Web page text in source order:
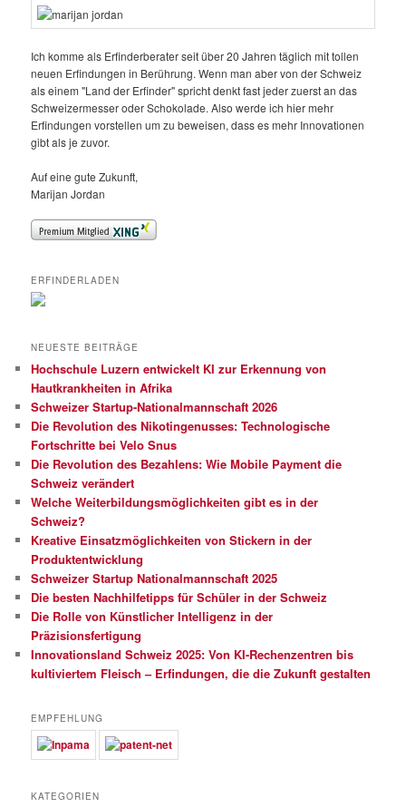
Ich komme als Erfinderberater seit über 20 Jahren täglich mit tollen
neuen Erfindungen in Berührung. Wenn man aber von der Schweiz
als einem "Land der Erfinder" spricht denkt fast jeder zuerst an das
Schweizermesser oder Schokolade. Also werde ich hier mehr
Erfindungen vorstellen um zu beweisen, dass es mehr Innovationen
gibt als je zuvor.
Auf eine gute Zukunft,
Marijan Jordan
ERFINDERLADEN
NEUESTE BEITRÄGE
Hochschule Luzern entwickelt KI zur Erkennung von
Hautkrankheiten in Afrika
Schweizer Startup-Nationalmannschaft 2026
Die Revolution des Nikotingenusses: Technologische
Fortschritte bei Velo Snus
Die Revolution des Bezahlens: Wie Mobile Payment die
Schweiz verändert
Welche Weiterbildungsmöglichkeiten gibt es in der
Schweiz?
Kreative Einsatzmöglichkeiten von Stickern in der
Produktentwicklung
Schweizer Startup Nationalmannschaft 2025
Die besten Nachhilfetipps für Schüler in der Schweiz
Die Rolle von Künstlicher Intelligenz in der
Präzisionsfertigung
Innovationsland Schweiz 2025: Von KI-Rechenzentren bis
kultiviertem Fleisch – Erfindungen, die die Zukunft gestalten
EMPFEHLUNG
KATEGORIEN